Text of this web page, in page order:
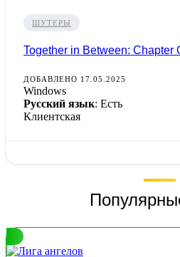
ШУТЕРЫ
Together in Between: Chapter
ДОБАВЛЕНО 17.05.2025
Windows
Русский язык: Есть
Клиентская